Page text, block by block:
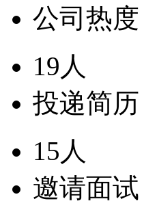
公司热度
19人
投递简历
15人
邀请面试